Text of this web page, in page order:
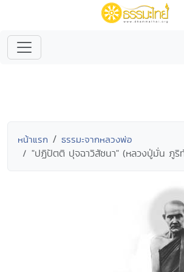
หน้าแรก ธรรมะจากหลวงพ่อ
"ปฏิปัตติ ปุจฉาวิสัชนา" (หลวงปู่มั่น ภูริ